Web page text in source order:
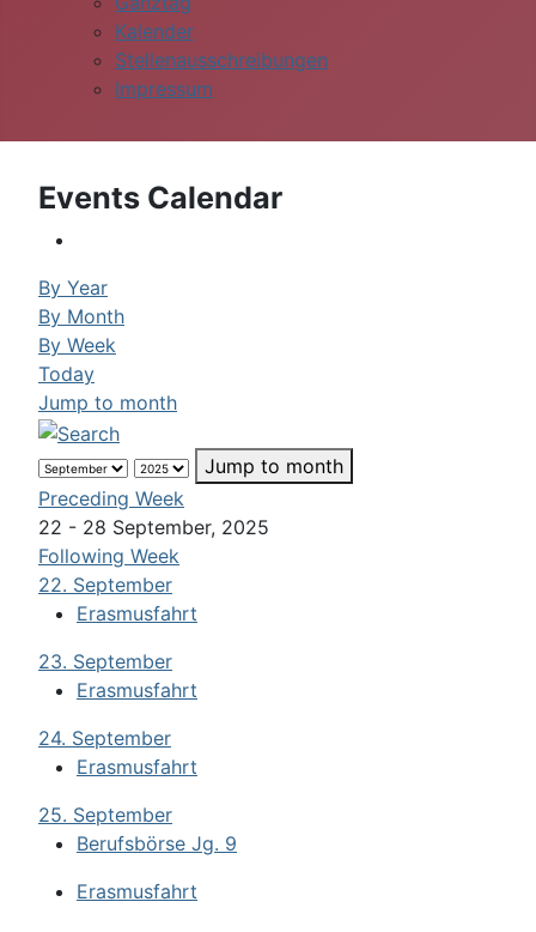
Kalender
Stellenausschreibungen
Impressum
Events Calendar
By Year
By Month
By Week
Today
Jump to month
Jump to month
Preceding Week
22 - 28 September, 2025
Following Week
22. September
Erasmusfahrt
23. September
Erasmusfahrt
24. September
Erasmusfahrt
25. September
Berufsbörse Jg. 9
Erasmusfahrt